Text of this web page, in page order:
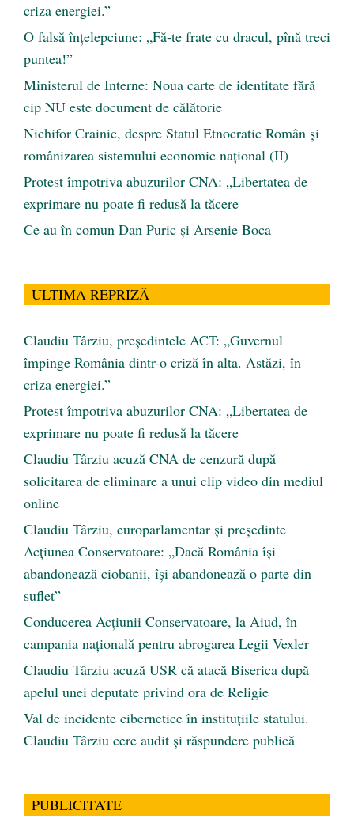
criza energiei.”
O falsă înțelepciune: „Fă-te frate cu dracul, pînă treci
puntea!”
Ministerul de Interne: Noua carte de identitate fără
cip NU este document de călătorie
Nichifor Crainic, despre Statul Etnocratic Român şi
românizarea sistemului economic naţional (II)
Protest împotriva abuzurilor CNA: „Libertatea de
exprimare nu poate fi redusă la tăcere
Ce au în comun Dan Puric şi Arsenie Boca
ULTIMA REPRIZĂ
Claudiu Târziu, președintele ACT: „Guvernul
împinge România dintr-o criză în alta. Astăzi, în
criza energiei.”
Protest împotriva abuzurilor CNA: „Libertatea de
exprimare nu poate fi redusă la tăcere
Claudiu Târziu acuză CNA de cenzură după
solicitarea de eliminare a unui clip video din mediul
online
Claudiu Târziu, europarlamentar și președinte
Acțiunea Conservatoare: „Dacă România își
abandonează ciobanii, își abandonează o parte din
suflet”
Conducerea Acțiunii Conservatoare, la Aiud, în
campania națională pentru abrogarea Legii Vexler
Claudiu Târziu acuză USR că atacă Biserica după
apelul unei deputate privind ora de Religie
Val de incidente cibernetice în instituțiile statului.
Claudiu Târziu cere audit și răspundere publică
PUBLICITATE